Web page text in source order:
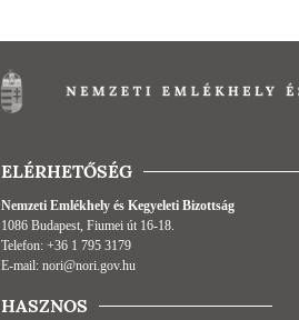
ELÉRHETŐSÉG
Nemzeti Emlékhely és Kegyeleti Bizottság
1086 Budapest, Fiumei út 16-18.
Telefon: +36 1 795 3179
E-mail: nori@nori.gov.hu
HASZNOS